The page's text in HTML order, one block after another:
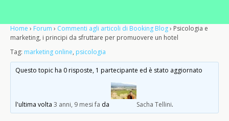
Home › Forum › Commenti agli articoli di Booking Blog› Psicologia e
marketing, i principi da sfruttare per promuovere un hotel
Tag: marketing online, psicologia
Questo topic ha 0 risposte, 1 partecipante ed è stato aggiornato
l'ultima volta3 anni, 9 mesi fa da Sacha Tellini.